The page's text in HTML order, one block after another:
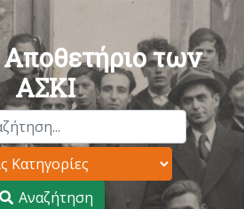
των
ΑΣΚΙ
Αναζήτηση